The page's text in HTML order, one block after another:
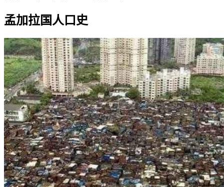
孟加拉国人口史